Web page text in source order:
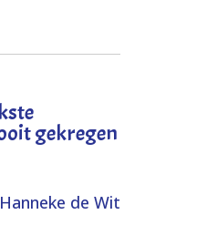
gekregen
Hanneke de Wit